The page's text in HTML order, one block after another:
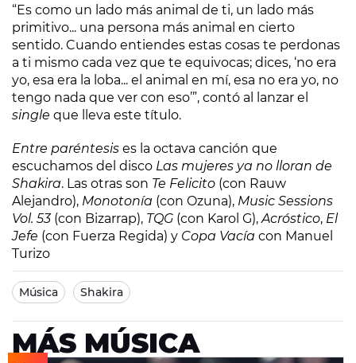
“Es como un lado más animal de ti, un lado más
primitivo... una persona más animal en cierto
sentido. Cuando entiendes estas cosas te perdonas
a ti mismo cada vez que te equivocas; dices, ‘no era
yo, esa era la loba... el animal en mí, esa no era yo, no
tengo nada que ver con eso’”, contó al lanzar el
single que lleva este título.
Entre paréntesis es la octava canción que
escuchamos del disco Las mujeres ya no lloran de
Shakira. Las otras son Te Felicito (con Rauw
Alejandro), Monotonía (con Ozuna), Music Sessions
Vol. 53(con Bizarrap), TQG (con Karol G),Acróstico, El
Jefe (con Fuerza Regida) y Copa Vacía con Manuel
Turizo
Música Shakira
MÁS MÚSICA